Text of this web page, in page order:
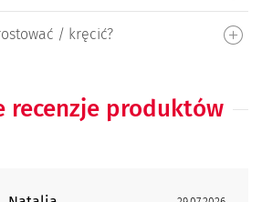
/ kręcić?
recenzje produktów